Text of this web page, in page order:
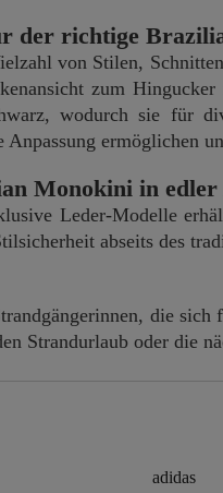
der richtige
von Stilen,
zum
wodurch sie für
ermöglichen
Monokini in edler
Leder-Modelle
abseits des
die
Strandurlaub oder die
adidas